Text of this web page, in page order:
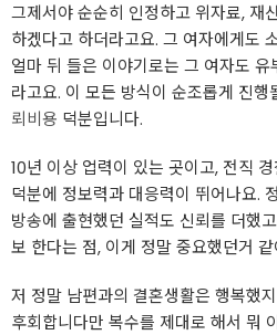
그제서야 순순히 인정하고 위자료, 재
하겠다고 하더라고요. 그 여자에게도
얼마 뒤 들은 이야기로는 그 여자도
라고요. 이 모든 방식이 순조롭게 진
뢰비용 덕분입니다.
10년 이상 업력이 있는 곳이고, 전직
덕분에 정보력과 대응력이 뛰어나요.
방송에 출현했던 실적도 신뢰를 더했
보 한다는 점, 이게 정말 중요했던거 같
저 정말 남편과의 결혼생활은 행복했
후회합니다만 복수를 제대로 해서 뭐